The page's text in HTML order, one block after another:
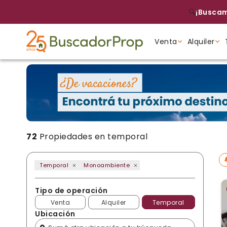
🔍
Venta
Tipo de propiedad
Alquiler
Tipo de propiedad
Tipo de propiedad
72 Propiedades en temporal
Temporal Monoambiente
Tipo de operación
Venta Alquiler Temporal
Ubicación